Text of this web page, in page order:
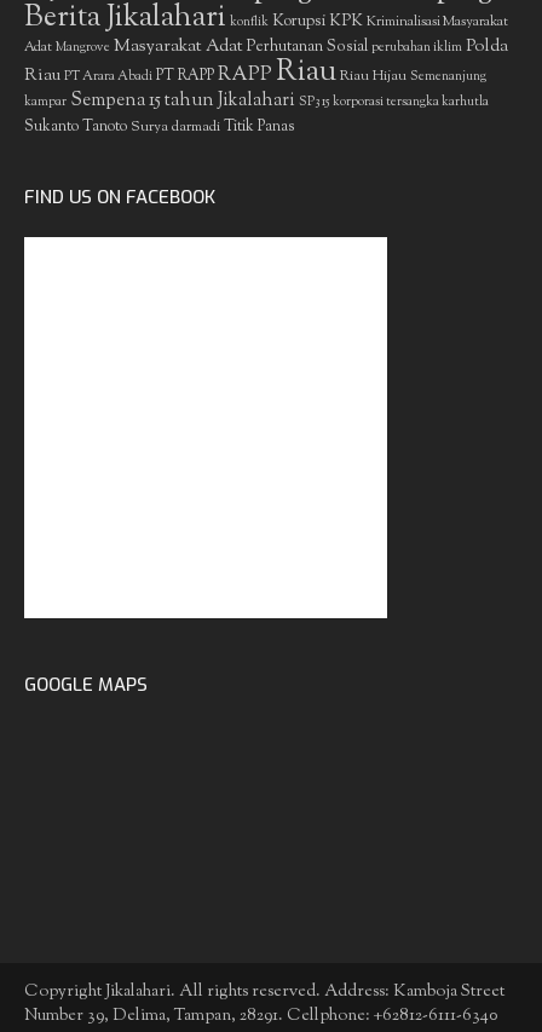
Berita Jikalahari konflik Korupsi KPKKriminalisasi Masyarakat
Adat Mangrove Masyarakat AdatPerhutanan Sosial perubahan iklim Polda
Riau PT Arara Abadi PT RAPPRAPPRiauRiau Hijau Semenanjung
kampar Sempena 15 tahun Jikalahari SP3 15 korporasi tersangka karhutla
Sukanto Tanoto Surya darmadiTitik Panas
FIND US ON FACEBOOK
GOOGLE MAPS
Copyright Jikalahari. All rights reserved. Address: Kamboja Street
Number 39, Delima, Tampan, 28291. Cellphone: +62812-6111-6340